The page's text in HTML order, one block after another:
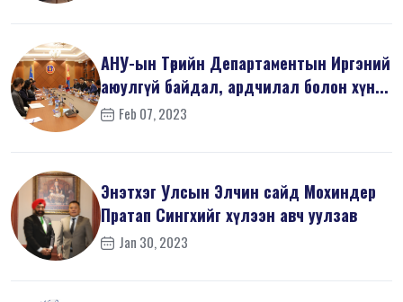
АНУ-ын Төрийн Департаментын Иргэний
аюулгүй байдал, ардчилал болон хүн...
Feb 07, 2023
Энэтхэг Улсын Элчин сайд Мохиндер
Пратап Сингхийг хүлээн авч уулзав
Jan 30, 2023